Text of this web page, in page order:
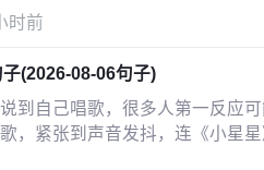
时前
(2026-08-06句子)
到自己唱歌，很多人第一反应可
，紧张到声音发抖，连《小星